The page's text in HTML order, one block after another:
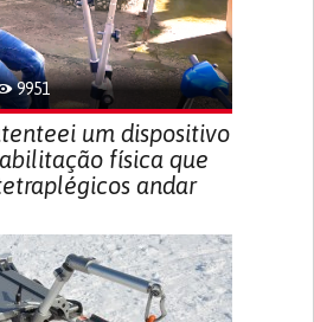
9951
um dispositivo
física que
andar